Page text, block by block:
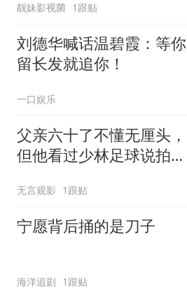
靓妹影视菌 1跟贴
刘德华喊话温碧霞：等你
留长发就追你！
一口娱乐
父亲六十了不懂无厘头，
但他看过少林足球说拍的
无言观影 1跟贴
宁愿背后捅的是刀子
海洋追剧 1跟贴